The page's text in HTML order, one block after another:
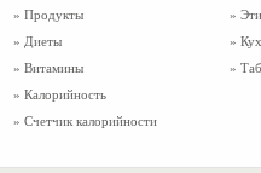
» Продукты
» Диеты
» Витамины
» Калорийность
» Счетчик калорийности
»
»
»